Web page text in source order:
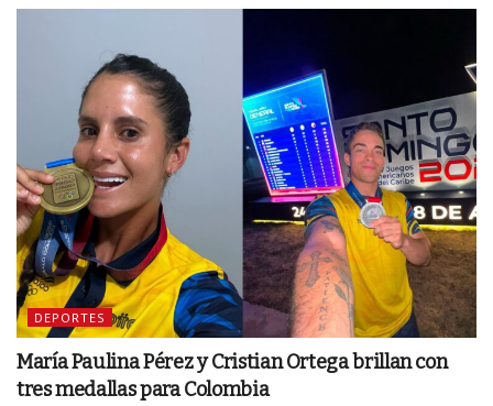
DEPORTES
María Paulina Pérez y Cristian Ortega brillan con
tres medallas para Colombia